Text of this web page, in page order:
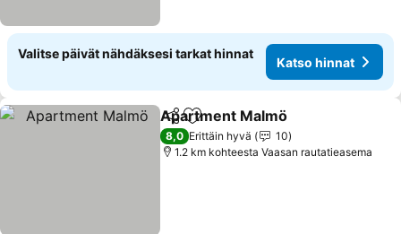
Valitse päivät nähdäksesi tarkat hinnat
Katso hinnat
Jaa Lisää suosikkeihin
Apartment Malmö
8,0 Erittäin hyvä
10
1.2 km kohteesta Vaasan rautatieasema